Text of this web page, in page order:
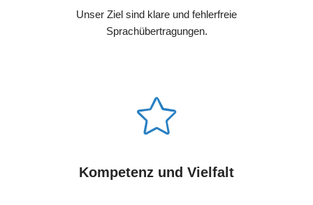
Unser Ziel sind klare und fehlerfreie
Sprachübertragungen.
Kompetenz und Vielfalt